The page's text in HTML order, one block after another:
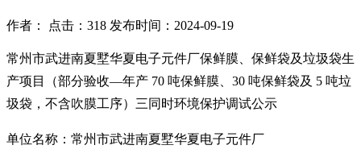
作者： 点击：318 发布时间：2024-09-19
常州市武进南夏墅华夏电子元件厂保鲜膜、保鲜袋及垃圾袋生
产项目（部分验收—年产 70 吨保鲜膜、 30 吨保鲜袋及 5 吨垃
圾袋，不含吹膜工序） 三同时环境保护调试公示
单位名称： 常州市武进南夏墅华夏电子元件厂